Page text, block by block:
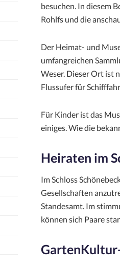
besuchen. In diesem
Rohlfs und die
Der Heimat- und
umfangreichen
Weser. Dieser Ort ist
Flussufer für
Für Kinder ist das
einiges. Wie die
Heiraten im
Im Schloss
Gesellschaften
Standesamt. Im
können sich Paare